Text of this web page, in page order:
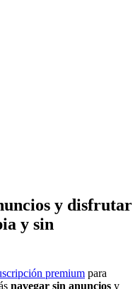
y disfrutar
y sin
premium para
navegar sin anuncios y